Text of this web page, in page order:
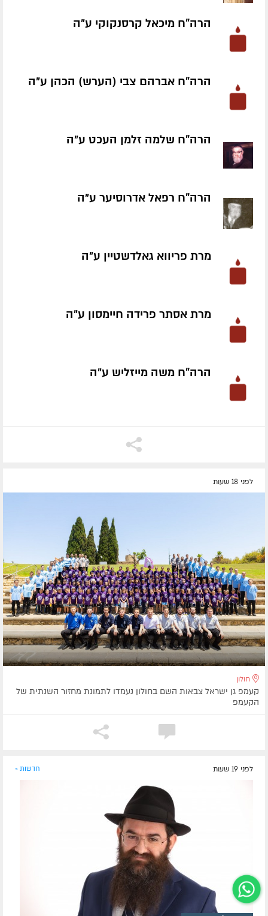
הרה"ח מיכאל קרסנקוקי ע״ה
הרה"ח אברהם צבי (הערש) הכהן ע״ה
הרה"ח שלמה זלמן העכט ע״ה
הרה"ח רפאל אדרוסיער ע״ה
מרת פריווא גאלדשטיין ע״ה
מרת אסתר פרידה חיימסון ע״ה
הרה"ח משה מייזליש ע״ה
לפני 18 שעות
חולון
קעמפ גן ישראל צבאות השם בחולון נעמדו לתמונת מחזור השנתית של
הקעמפ
לפני 19 שעות חדשות »